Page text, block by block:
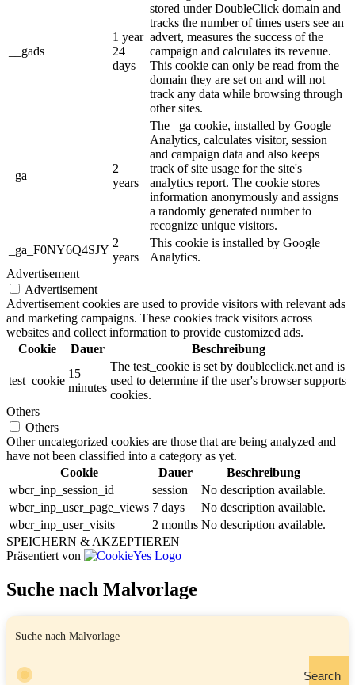
__gads
1 year
24
days
stored under DoubleClick domain and
tracks the number of times users see an
advert, measures the success of the
campaign and calculates its revenue.
This cookie can only be read from the
domain they are set on and will not
track any data while browsing through
other sites.
_ga
2
years
The _ga cookie, installed by Google
Analytics, calculates visitor, session
and campaign data and also keeps
track of site usage for the site's
analytics report. The cookie stores
information anonymously and assigns
a randomly generated number to
recognize unique visitors.
_ga_F0NY6Q4SJY
2
years
This cookie is installed by Google
Analytics.
Advertisement
Advertisement
Advertisement cookies are used to provide visitors with relevant ads
and marketing campaigns. These cookies track visitors across
websites and collect information to provide customized ads.
Cookie
Dauer Beschreibung
test_cookie
15
minutes
The test_cookie is set by doubleclick.net and is
used to determine if the user's browser supports
cookies.
Others
Others
Other uncategorized cookies are those that are being analyzed and
have not been classified into a category as yet.
Cookie
Dauer
Beschreibung
wbcr_inp_session_id
session
No description available.
wbcr_inp_user_page_views 7 days
No description available.
wbcr_inp_user_visits
2 months No description available.
SPEICHERN & AKZEPTIEREN
Präsentiert von
Suche nach Malvorlage
Search